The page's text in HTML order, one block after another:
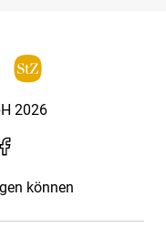
2026
können